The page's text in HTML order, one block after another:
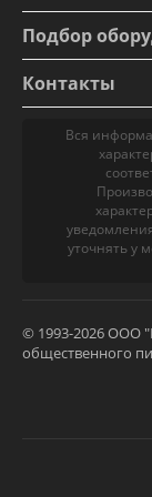
Подбор
Контакты
Вся
уточнять у
© 1993-2026 ООО
общественного